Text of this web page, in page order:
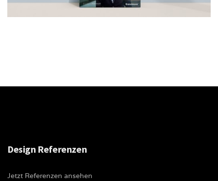
Design Referenzen
Jetzt Referenzen ansehen